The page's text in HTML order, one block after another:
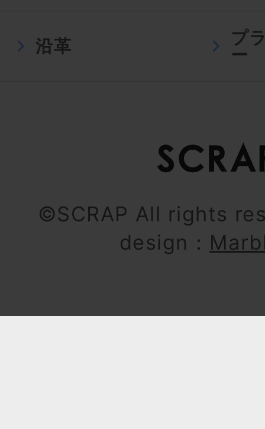
沿革
プ
ー
©SCRAP All rights
design：